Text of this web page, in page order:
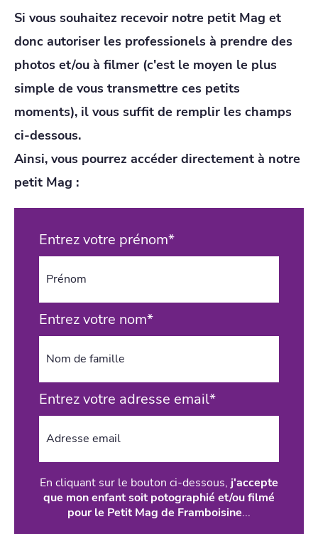
Si vous souhaitez recevoir notre petit Mag et
donc autoriser les professionels à prendre des
photos et/ou à filmer (c'est le moyen le plus
simple de vous transmettre ces petits
moments), il vous suffit de remplir les champs
ci-dessous.
Ainsi, vous pourrez accéder directement à notre
petit Mag :
Entrez votre prénom*
Entrez votre nom*
Entrez votre adresse email*
En cliquant sur le bouton ci-dessous, j'accepte
que mon enfant soit potographié et/ou filmé
pour le Petit Mag de Framboisine...